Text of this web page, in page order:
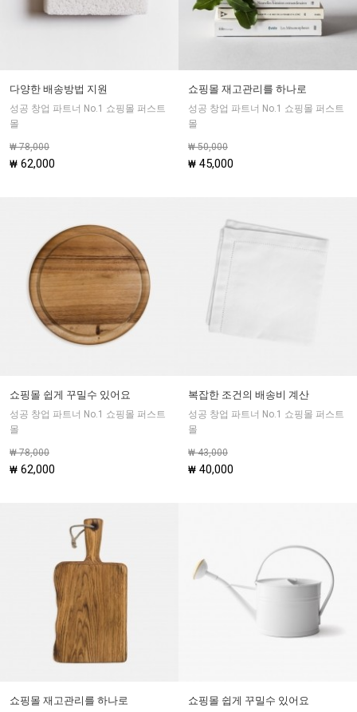
다양한 배송방법 지원
성공 창업 파트너 No.1 쇼핑몰 퍼스트
몰
₩ 78,000
₩ 62,000
쇼핑몰 재고관리를 하나로
성공 창업 파트너 No.1 쇼핑몰 퍼스트
몰
₩ 50,000
₩ 45,000
쇼핑몰 쉽게 꾸밀수 있어요
성공 창업 파트너 No.1 쇼핑몰 퍼스트
몰
₩ 78,000
₩ 62,000
복잡한 조건의 배송비 계산
성공 창업 파트너 No.1 쇼핑몰 퍼스트
몰
₩ 43,000
₩ 40,000
쇼핑몰 재고관리를 하나로 쇼핑몰 쉽게 꾸밀수 있어요